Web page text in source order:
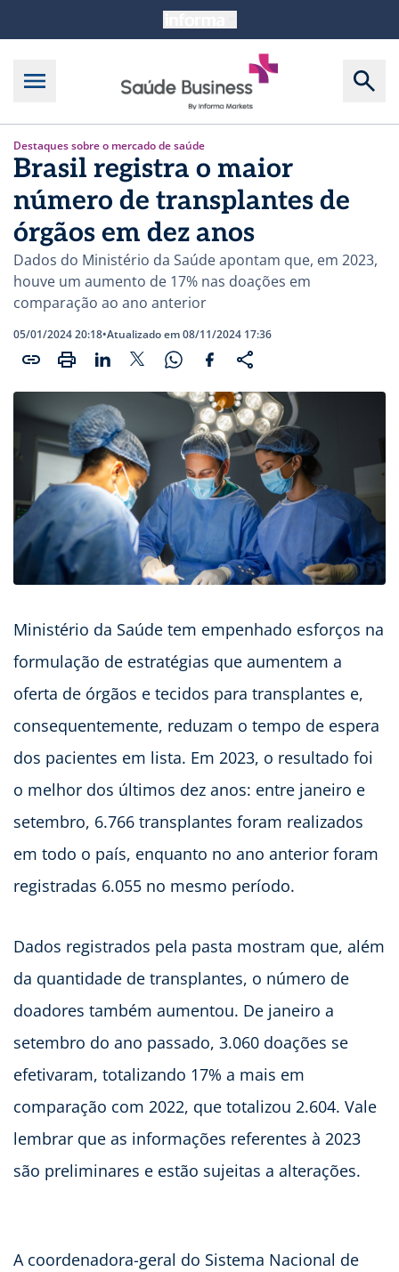
Destaques sobre o mercado de saúde
Brasil registra o maior
número de transplantes de
órgãos em dez anos
Dados do Ministério da Saúde apontam que, em 2023,
houve um aumento de 17% nas doações em
comparação ao ano anterior
05/01/2024 20:18•Atualizado em 08/11/2024 17:36
Ministério da Saúde tem empenhado esforços na
formulação de estratégias que aumentem a
oferta de órgãos e tecidos para transplantes e,
consequentemente, reduzam o tempo de espera
dos pacientes em lista. Em 2023, o resultado foi
o melhor dos últimos dez anos: entre janeiro e
setembro, 6.766 transplantes foram realizados
em todo o país, enquanto no ano anterior foram
registradas 6.055 no mesmo período.
Dados registrados pela pasta mostram que, além
da quantidade de transplantes, o número de
doadores também aumentou. De janeiro a
setembro do ano passado, 3.060 doações se
efetivaram, totalizando 17% a mais em
comparação com 2022, que totalizou 2.604. Vale
lembrar que as informações referentes à 2023
são preliminares e estão sujeitas a alterações.
A coordenadora-geral do Sistema Nacional de